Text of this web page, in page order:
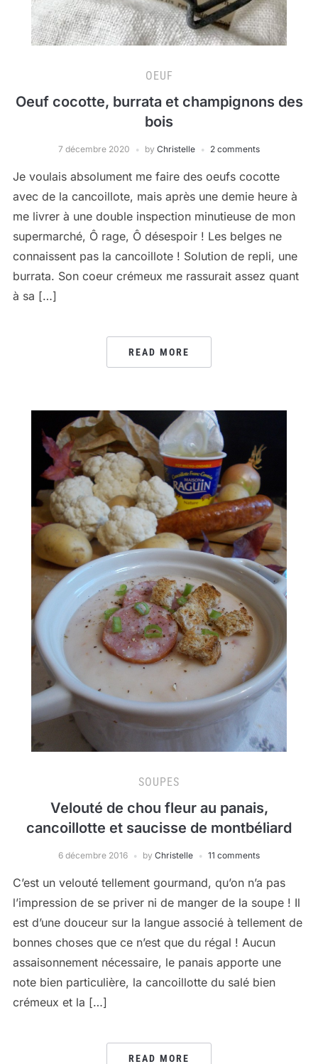
OEUF
Oeuf cocotte, burrata et champignons des
bois
7 décembre 2020 by Christelle 2 comments
Je voulais absolument me faire des oeufs cocotte
avec de la cancoillote, mais après une demie heure à
me livrer à une double inspection minutieuse de mon
supermarché, Ô rage, Ô désespoir ! Les belges ne
connaissent pas la cancoillote ! Solution de repli, une
burrata. Son coeur crémeux me rassurait assez quant
à sa […]
READ MORE
SOUPES
Velouté de chou fleur au panais,
cancoillotte et saucisse de montbéliard
6 décembre 2016 by Christelle 11 comments
C’est un velouté tellement gourmand, qu’on n’a pas
l’impression de se priver ni de manger de la soupe ! Il
est d’une douceur sur la langue associé à tellement de
bonnes choses que ce n’est que du régal ! Aucun
assaisonnement nécessaire, le panais apporte une
note bien particulière, la cancoillotte du salé bien
crémeux et la […]
READ MORE